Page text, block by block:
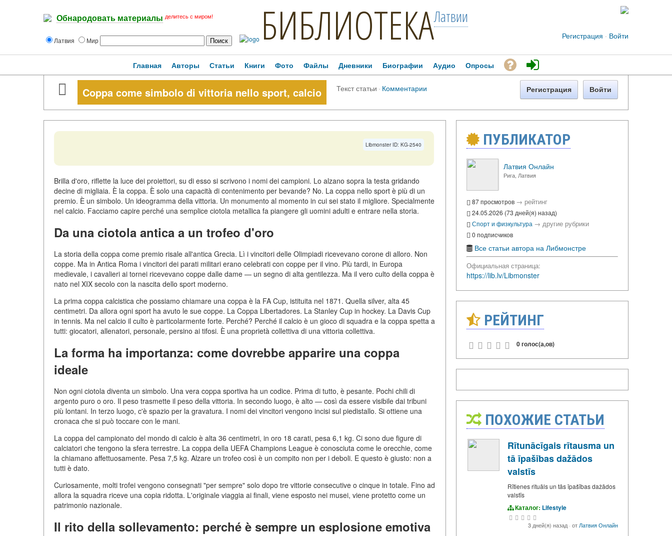
Обнародовать материалы делитесь с миром!
Латвия Мир БИБЛИОТЕКАЛатвии
Регистрация · Войти
Главная Авторы Статьи Книги Фото Файлы Дневники Биографии Аудио Опросы
Coppa come simbolo di vittoria nello sport, calcio Текст статьи · Комментарии Регистрация Войти
Libmonster ID: KG-2540
Brilla d'oro, riflette la luce dei proiettori, su di esso si scrivono i nomi dei campioni. Lo alzano sopra la testa gridando
decine di migliaia. È la coppa. È solo una capacità di contenimento per bevande? No. La coppa nello sport è più di un
premio. È un simbolo. Un ideogramma della vittoria. Un monumento al momento in cui sei stato il migliore. Specialmente
nel calcio. Facciamo capire perché una semplice ciotola metallica fa piangere gli uomini adulti e entrare nella storia.
Da una ciotola antica a un trofeo d'oro
La storia della coppa come premio risale all'antica Grecia. Lì i vincitori delle Olimpiadi ricevevano corone di alloro. Non
coppe. Ma in Antica Roma i vincitori dei parati militari erano celebrati con coppe per il vino. Più tardi, in Europa
medievale, i cavalieri ai tornei ricevevano coppe dalle dame — un segno di alta gentilezza. Ma il vero culto della coppa è
nato nel XIX secolo con la nascita dello sport moderno.
La prima coppa calcistica che possiamo chiamare una coppa è la FA Cup, istituita nel 1871. Quella silver, alta 45
centimetri. Da allora ogni sport ha avuto le sue coppe. La Coppa Libertadores. La Stanley Cup in hockey. La Davis Cup
in tennis. Ma nel calcio il culto è particolarmente forte. Perché? Perché il calcio è un gioco di squadra e la coppa spetta a
tutti: giocatori, allenatori, personale, persino ai tifosi. È una proprietà collettiva di una vittoria collettiva.
La forma ha importanza: come dovrebbe apparire una coppa
ideale
Non ogni ciotola diventa un simbolo. Una vera coppa sportiva ha un codice. Prima di tutto, è pesante. Pochi chili di
argento puro o oro. Il peso trasmette il peso della vittoria. In secondo luogo, è alto — così da essere visibile dai tribuni
più lontani. In terzo luogo, c'è spazio per la gravatura. I nomi dei vincitori vengono incisi sul piedistallo. Si ottiene una
cronaca che si può toccare con le mani.
La coppa del campionato del mondo di calcio è alta 36 centimetri, in oro 18 carati, pesa 6,1 kg. Ci sono due figure di
calciatori che tengono la sfera terrestre. La coppa della UEFA Champions League è conosciuta come le orecchie, come
la chiamano affettuosamente. Pesa 7,5 kg. Alzare un trofeo così è un compito non per i deboli. E questo è giusto: non a
tutti è dato.
Curiosamente, molti trofei vengono consegnati "per sempre" solo dopo tre vittorie consecutive o cinque in totale. Fino ad
allora la squadra riceve una copia ridotta. L'originale viaggia ai finali, viene esposto nei musei, viene protetto come un
patrimonio nazionale.
Il rito della sollevamento: perché è sempre un esplosione emotiva
ПУБЛИКАТОР
Латвия Онлайн
Рига, Латвия
87 просмотров → рейтинг
24.05.2026 (73 дней(я) назад)
Спорт и физкультура → другие рубрики
0 подписчиков
Все статьи автора на Либмонстре
Официальная страница:
https://lib.lv/Libmonster
РЕЙТИНГ
0 голос(а,ов)
ПОХОЖИЕ СТАТЬИ
Rītunācīgais rītausma un
tā īpašības dažādos
valstīs
Rītienes rituāls un tās īpašības dažādos
valstīs
Каталог: Lifestyle
3 дней(я) назад· отЛатвия Онлайн